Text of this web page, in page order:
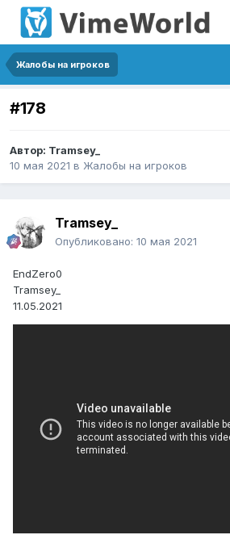
Жалобы на игроков
#178
Автор: Tramsey_
10 мая 2021 в Жалобы на игроков
Tramsey_
Опубликовано: 10 мая 2021
EndZero0
Tramsey_
11.05.2021